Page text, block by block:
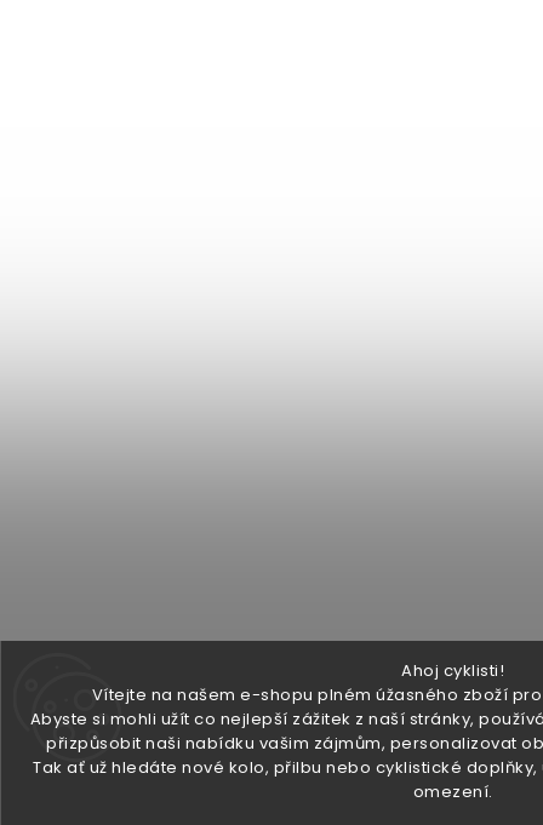
Ahoj cyklisti!
Vítejte na našem e-shopu plném úžasného zboží
Abyste si mohli užít co nejlepší zážitek z naší stránky,
přizpůsobit naši nabídku vašim zájmům, personalizovat
Tak ať už hledáte nové kolo, přilbu nebo cyklistické
omezení.